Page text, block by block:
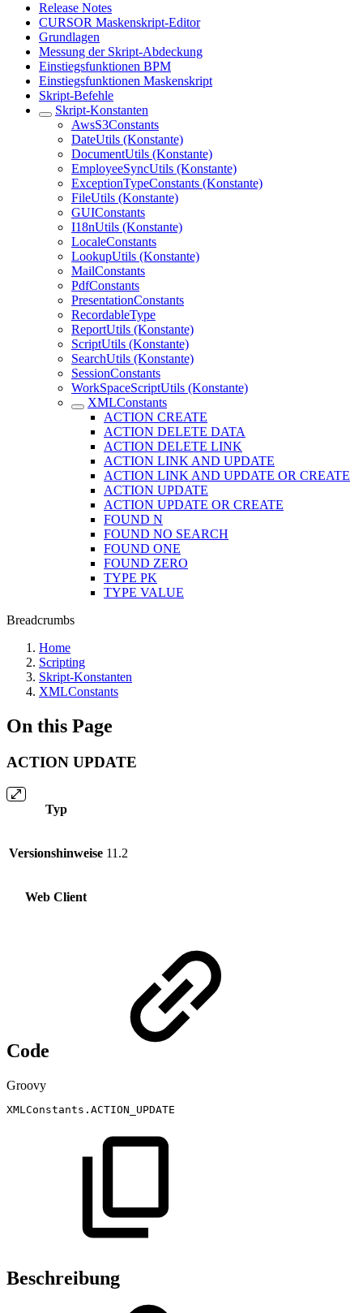
Release Notes
CURSOR Maskenskript-Editor
Grundlagen
Messung der Skript-Abdeckung
Einstiegsfunktionen BPM
Einstiegsfunktionen Maskenskript
Skript-Befehle
Skript-Konstanten
AwsS3Constants
DateUtils (Konstante)
DocumentUtils (Konstante)
EmployeeSyncUtils (Konstante)
ExceptionTypeConstants (Konstante)
FileUtils (Konstante)
GUIConstants
I18nUtils (Konstante)
LocaleConstants
LookupUtils (Konstante)
MailConstants
PdfConstants
PresentationConstants
RecordableType
ReportUtils (Konstante)
ScriptUtils (Konstante)
SearchUtils (Konstante)
SessionConstants
WorkSpaceScriptUtils (Konstante)
XMLConstants
ACTION CREATE
ACTION DELETE DATA
ACTION DELETE LINK
ACTION LINK AND UPDATE
ACTION LINK AND UPDATE OR CREATE
ACTION UPDATE
ACTION UPDATE OR CREATE
FOUND N
FOUND NO SEARCH
FOUND ONE
FOUND ZERO
TYPE PK
TYPE VALUE
Breadcrumbs
Home
Scripting
Skript-Konstanten
XMLConstants
On this Page
ACTION UPDATE
Typ
Versionshinweise 11.2
Web Client
Code
Groovy
XMLConstants . ACTION_UPDATE
Beschreibung